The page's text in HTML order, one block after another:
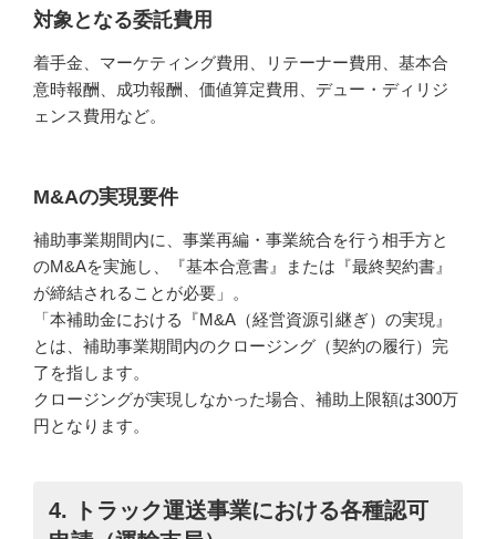
対象となる委託費用
着手金、マーケティング費用、リテーナー費用、基本合
意時報酬、成功報酬、価値算定費用、デュー・ディリジ
ェンス費用など。
M&Aの実現要件
補助事業期間内に、事業再編・事業統合を行う相手方と
のM&Aを実施し、『基本合意書』または『最終契約書』
が締結されることが必要」。
「本補助金における『M&A（経営資源引継ぎ）の実現』
とは、補助事業期間内のクロージング（契約の履行）完
了を指します。
クロージングが実現しなかった場合、補助上限額は300万
円となります。
4. トラック運送事業における各種認可